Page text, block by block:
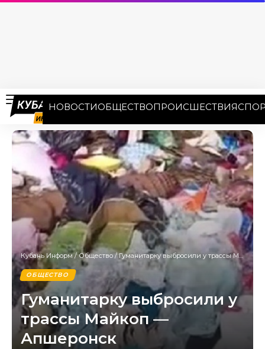
НОВОСТИОБЩЕСТВОПРОИСШЕСТВИЯ
Кубань Информ /Общество/Гуманитарку выбросили у трассы Майкоп — Апшеронск
ОБЩЕСТВО
Гуманитарку выбросили у
трассы Майкоп —
Апшеронск